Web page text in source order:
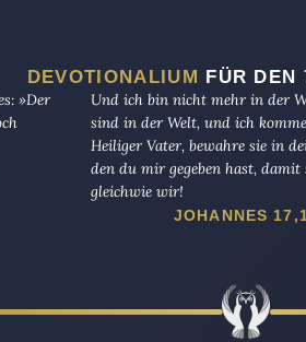
DEVOTIONALIUM FÜR DEN
»Der
Und ich bin nicht mehr in der
sind in der Welt, und ich
Heiliger Vater, bewahre sie in
den du mir gegeben hast, damit
gleichwie wir!
JOHANNES